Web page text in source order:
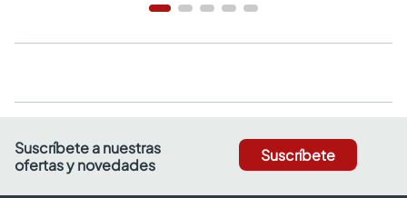
Suscríbete a nuestras
ofertas y novedades
Suscríbete